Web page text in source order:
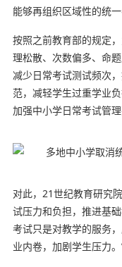
能够再组织区域性的统
按照之前教育部的规定
理松散、次数偏多、命
减少日常考试测试频次
范，减轻学生过重学业
加强中小学日常考试管理
对此，21世纪教育研究
试压力和负担，推进基
考试只是对教学的服务
业内卷，加剧学生压力。